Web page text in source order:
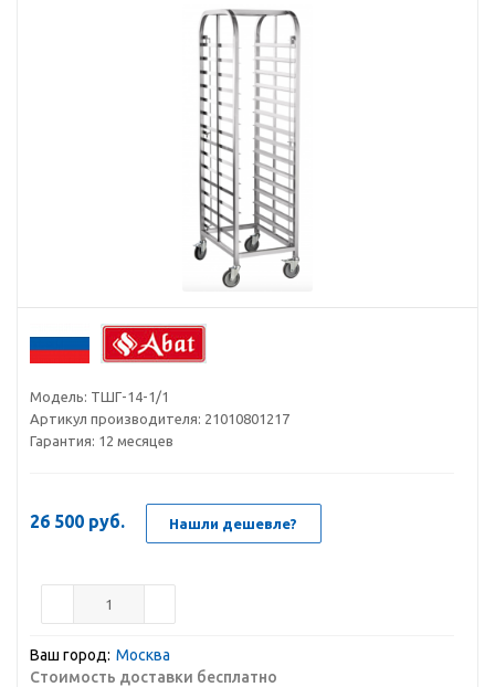
Модель: ТШГ-14-1/1
Артикул производителя: 21010801217
Гарантия: 12 месяцев
26 500 руб. Нашли дешевле?
Ваш город: Москва
Стоимость доставки бесплатно